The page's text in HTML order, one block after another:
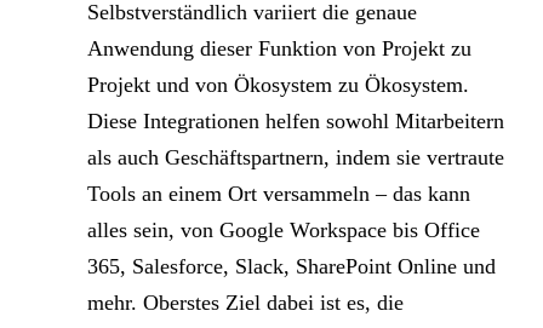
Selbstverständlich variiert die genaue
Anwendung dieser Funktion von Projekt zu
Projekt und von Ökosystem zu Ökosystem.
Diese Integrationen helfen sowohl Mitarbeitern
als auch Geschäftspartnern, indem sie vertraute
Tools an einem Ort versammeln – das kann
alles sein, von Google Workspace bis Office
365, Salesforce, Slack, SharePoint Online und
mehr. Oberstes Ziel dabei ist es, die